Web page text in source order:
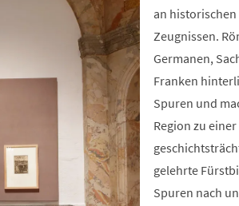
an historischen
Zeugnissen.
Germanen,
Franken
Spuren und
Region zu einer
gelehrte
Spuren nach